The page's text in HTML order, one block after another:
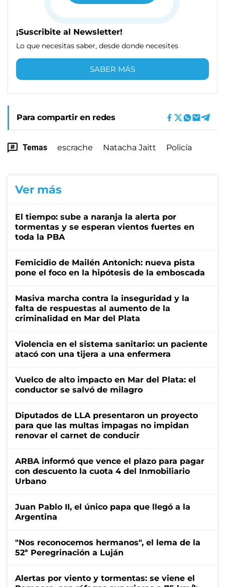
¡Suscribite al Newsletter!
Lo que necesitas saber, desde donde necesites
SABER MÁS
Para compartir en redes
Temas escrache Natacha Jaitt Policía
Ver más
El tiempo: sube a naranja la alerta por
tormentas y se esperan vientos fuertes en
toda la PBA
Femicidio de Mailén Antonich: nueva pista
pone el foco en la hipótesis de la emboscada
Masiva marcha contra la inseguridad y la
falta de respuestas al aumento de la
criminalidad en Mar del Plata
Violencia en el sistema sanitario: un paciente
atacó con una tijera a una enfermera
Vuelco de alto impacto en Mar del Plata: el
conductor se salvó de milagro
Diputados de LLA presentaron un proyecto
para que las multas impagas no impidan
renovar el carnet de conducir
ARBA informó que vence el plazo para pagar
con descuento la cuota 4 del Inmobiliario
Urbano
Juan Pablo II, el único papa que llegó a la
Argentina
"Nos reconocemos hermanos", el lema de la
52ª Peregrinación a Luján
Alertas por viento y tormentas: se viene el